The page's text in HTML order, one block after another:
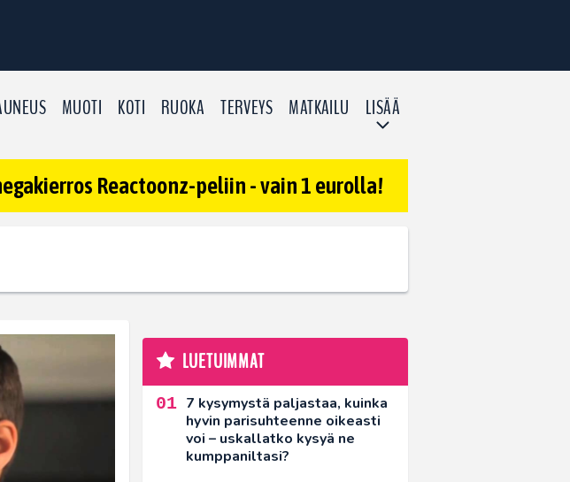
MUOTI KOTI RUOKA TERVEYS MATKAILU LISÄÄ
Reactoonz-peliin - vain 1 eurolla!
LUETUIMMAT
7 kysymystä paljastaa, kuinka
hyvin parisuhteenne oikeasti
voi – uskallatko kysyä ne
kumppaniltasi?